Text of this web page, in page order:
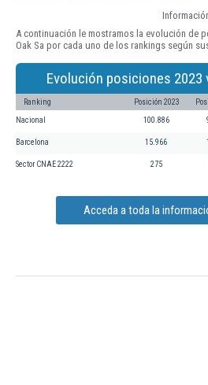
A continuación le mostramos la evolución de
Oak Sa por cada uno de los rankings según
Evolución posiciones 2023
Ranking Posición 2023
Nacional 100.886
Barcelona 15.966
Sector CNAE 2222 275
Acceda a toda la